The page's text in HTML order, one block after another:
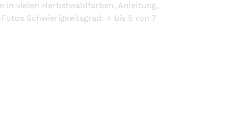
in vielen Herbstwaldfarben, Anleitung,
Schwierigkeitsgrad: 4 bis 5 von 7